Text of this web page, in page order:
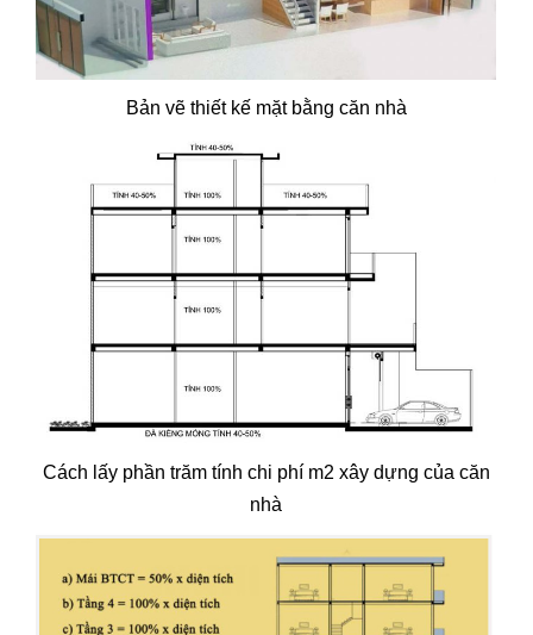
Bản vẽ thiết kế mặt bằng căn nhà
Cách lấy phần trăm tính chi phí m2 xây dựng của căn
nhà